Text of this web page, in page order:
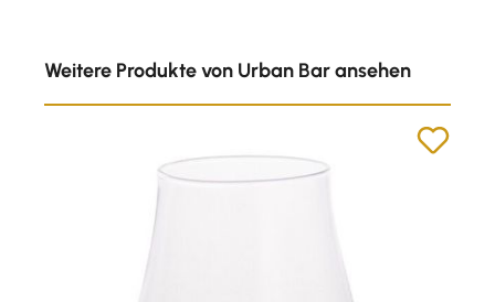
Weitere Produkte von Urban Bar ansehen